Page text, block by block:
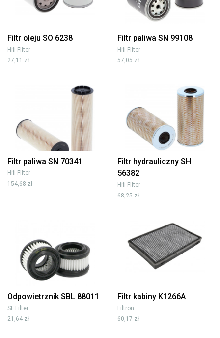
Filtr oleju SO 6238
Hifi Filter
27,11 zł
Filtr paliwa SN 99108
Hifi Filter
57,05 zł
Filtr paliwa SN 70341
Hifi Filter
154,68 zł
Filtr hydrauliczny SH
56382
Hifi Filter
68,25 zł
Odpowietrznik SBL 88011
SF Filter
21,64 zł
Filtr kabiny K1266A
Filtron
60,17 zł